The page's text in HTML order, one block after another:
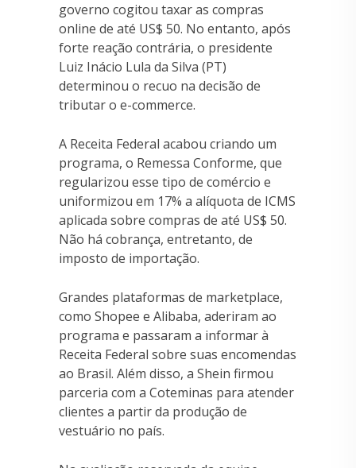
governo cogitou taxar as compras
online de até US$ 50. No entanto, após
forte reação contrária, o presidente
Luiz Inácio Lula da Silva (PT)
determinou o recuo na decisão de
tributar o e-commerce.
A Receita Federal acabou criando um
programa, o Remessa Conforme, que
regularizou esse tipo de comércio e
uniformizou em 17% a alíquota de ICMS
aplicada sobre compras de até US$ 50.
Não há cobrança, entretanto, de
imposto de importação.
Grandes plataformas de marketplace,
como Shopee e Alibaba, aderiram ao
programa e passaram a informar à
Receita Federal sobre suas encomendas
ao Brasil. Além disso, a Shein firmou
parceria com a Coteminas para atender
clientes a partir da produção de
vestuário no país.